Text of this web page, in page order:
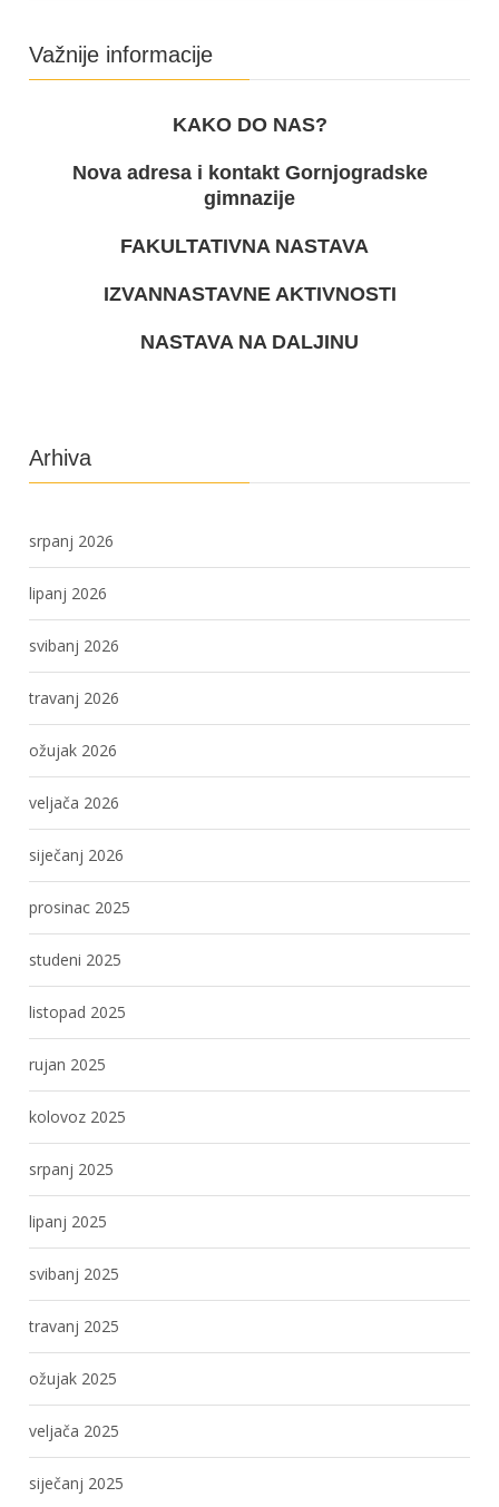
Važnije informacije
KAKO DO NAS?
Nova adresa i kontakt Gornjogradske
gimnazije
FAKULTATIVNA NASTAVA
IZVANNASTAVNE AKTIVNOSTI
NASTAVA NA DALJINU
Arhiva
srpanj 2026
lipanj 2026
svibanj 2026
travanj 2026
ožujak 2026
veljača 2026
siječanj 2026
prosinac 2025
studeni 2025
listopad 2025
rujan 2025
kolovoz 2025
srpanj 2025
lipanj 2025
svibanj 2025
travanj 2025
ožujak 2025
veljača 2025
siječanj 2025